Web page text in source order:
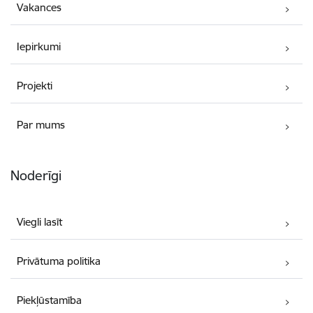
Vakances
Iepirkumi
Projekti
Par mums
Noderīgi
Viegli lasīt
Privātuma politika
Piekļūstamība